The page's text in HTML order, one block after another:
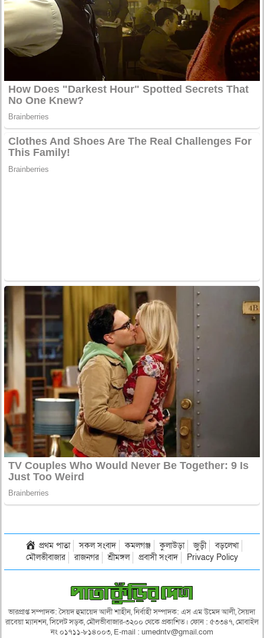
প্রথম পাতা সকল সংবাদ কমলগঞ্জ কুলাউড়া জুড়ী
বড়লেখা
মৌলভীবাজার
রাজনগর শ্রীমঙ্গল প্রবাসী সংবাদ Privacy Policy
ভারপ্রাপ্ত সম্পাদক: সৈয়দ হুমায়েদ আলী শাহীন, নির্বাহী সম্পাদক: এস এম উমেদ আলী, সৈয়দা
রাবেয়া ম্যানশন, সিলেট সড়ক, মৌলভীবাজার-৩২০০ থেকে প্রকাশিত। ফোন : ৫৩৩৪৭, মোবাইল
নং ০১৭১১-৮১৪০০৩, E-mail : umedntv@gmail.com